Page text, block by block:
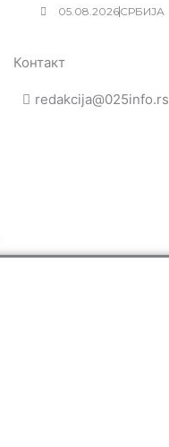
05.08.2026СРБИЈА
Контакт
redakcija@025info.rs